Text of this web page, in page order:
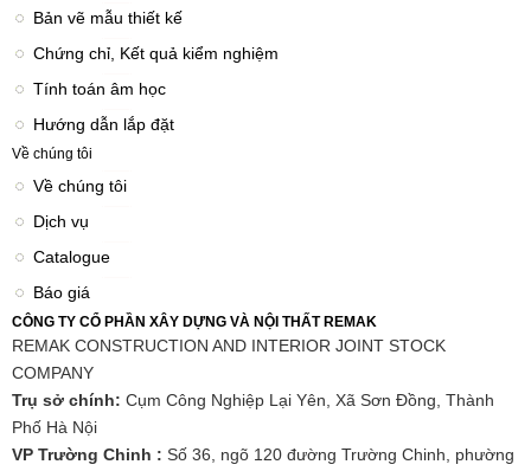
Bản vẽ mẫu thiết kế
Chứng chỉ, Kết quả kiểm nghiệm
Tính toán âm học
Hướng dẫn lắp đặt
Về chúng tôi
Về chúng tôi
Dịch vụ
Catalogue
Báo giá
CÔNG TY CỔ PHẦN XÂY DỰNG VÀ NỘI THẤT REMAK
REMAK CONSTRUCTION AND INTERIOR JOINT STOCK
COMPANY
Trụ sở chính: Cụm Công Nghiệp Lại Yên, Xã Sơn Đồng, Thành
Phố Hà Nội
VP Trường Chinh : Số 36, ngõ 120 đường Trường Chinh, phường